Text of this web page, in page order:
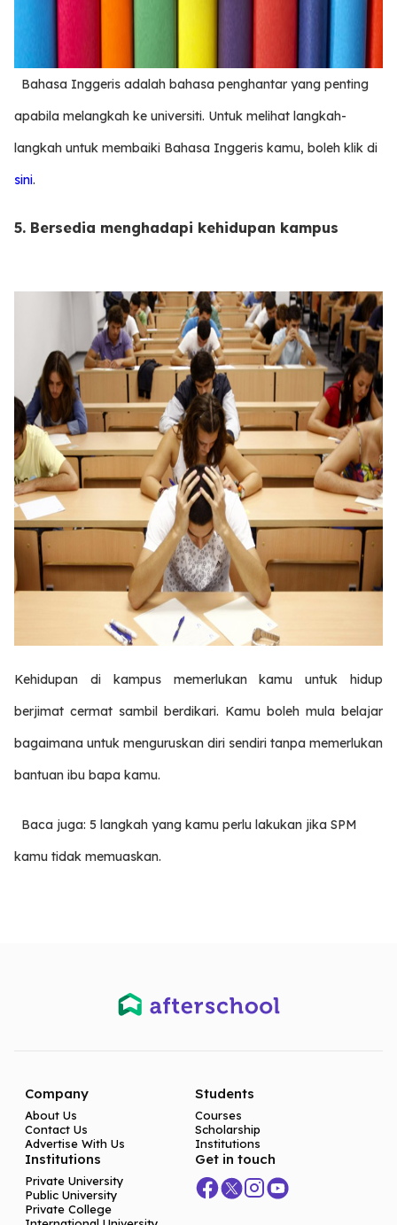
Bahasa Inggeris adalah bahasa penghantar yang penting
apabila melangkah ke universiti. Untuk melihat langkah-
langkah untuk membaiki Bahasa Inggeris kamu, boleh klik di
sini.
5. Bersedia menghadapi kehidupan kampus
Kehidupan di kampus memerlukan kamu untuk hidup
berjimat cermat sambil berdikari. Kamu boleh mula belajar
bagaimana untuk menguruskan diri sendiri tanpa memerlukan
bantuan ibu bapa kamu.
Baca juga: 5 langkah yang kamu perlu lakukan jika SPM
kamu tidak memuaskan.
Company
About Us
Contact Us
Advertise With Us
Students
Courses
Scholarship
Institutions
Institutions
Private University
Public University
Private College
Get in touch